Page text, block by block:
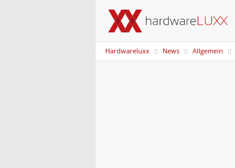
Hardwareluxx News Allgemein